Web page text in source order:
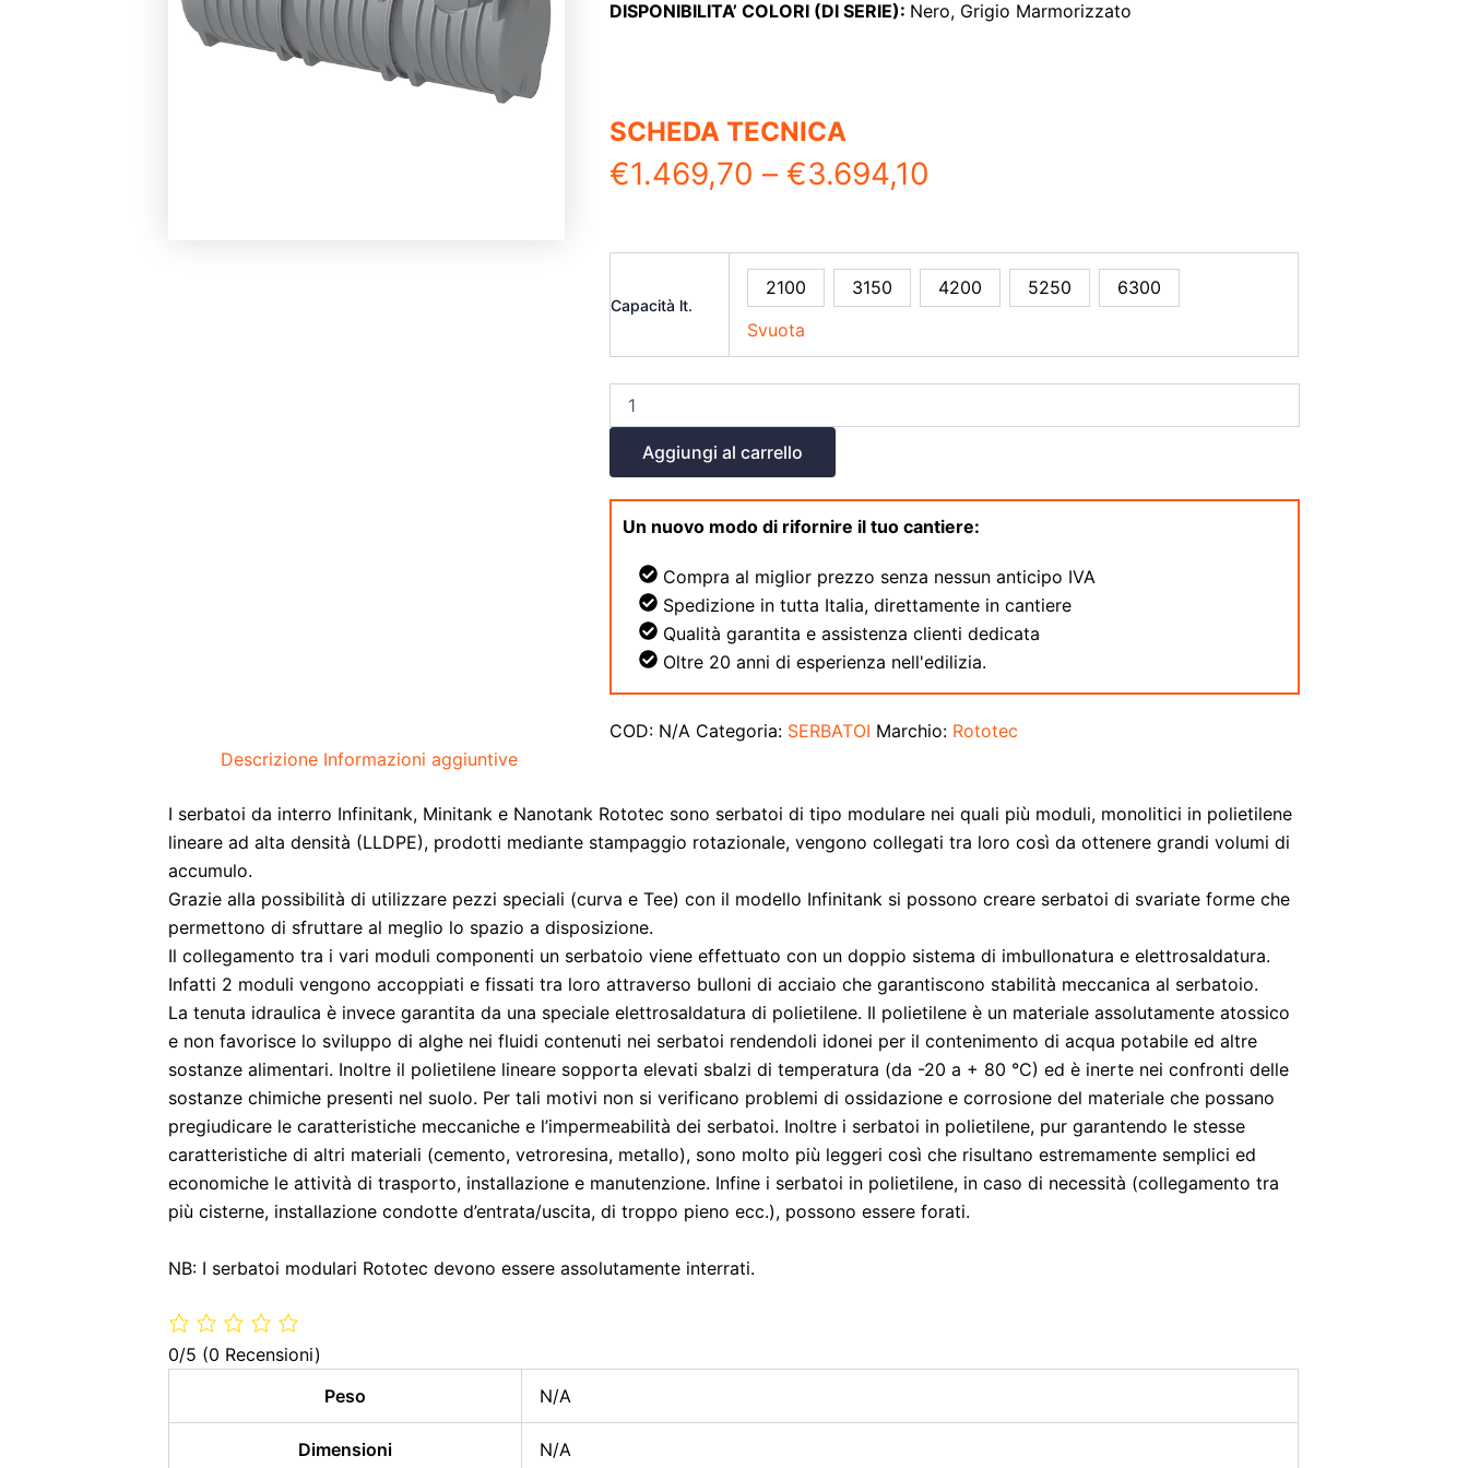
DISPONIBILITA’ COLORI (DI SERIE): Nero, Grigio Marmorizzato
SCHEDA TECNICA
€1.469,70 –€3.694,10
Capacità lt.
2100 3150 4200 5250
6300
Svuota
Aggiungi al carrello
Un nuovo modo di rifornire il tuo cantiere:
Compra al miglior prezzo senza nessun anticipo IVA
Spedizione in tutta Italia, direttamente in cantiere
Qualità garantita e assistenza clienti dedicata
Oltre 20 anni di esperienza nell'edilizia.
COD: N/A Categoria: SERBATOI Marchio: Rototec
Descrizione Informazioni aggiuntive
I serbatoi da interro Infinitank, Minitank e Nanotank Rototec sono serbatoi di tipo modulare nei quali più moduli, monolitici in polietilene
lineare ad alta densità (LLDPE), prodotti mediante stampaggio rotazionale, vengono collegati tra loro così da ottenere grandi volumi di
accumulo.
Grazie alla possibilità di utilizzare pezzi speciali (curva e Tee) con il modello Infinitank si possono creare serbatoi di svariate forme che
permettono di sfruttare al meglio lo spazio a disposizione.
Il collegamento tra i vari moduli componenti un serbatoio viene effettuato con un doppio sistema di imbullonatura e elettrosaldatura.
Infatti 2 moduli vengono accoppiati e fissati tra loro attraverso bulloni di acciaio che garantiscono stabilità meccanica al serbatoio.
La tenuta idraulica è invece garantita da una speciale elettrosaldatura di polietilene. Il polietilene è un materiale assolutamente atossico
e non favorisce lo sviluppo di alghe nei fluidi contenuti nei serbatoi rendendoli idonei per il contenimento di acqua potabile ed altre
sostanze alimentari. Inoltre il polietilene lineare sopporta elevati sbalzi di temperatura (da -20 a + 80 °C) ed è inerte nei confronti delle
sostanze chimiche presenti nel suolo. Per tali motivi non si verificano problemi di ossidazione e corrosione del materiale che possano
pregiudicare le caratteristiche meccaniche e l’impermeabilità dei serbatoi. Inoltre i serbatoi in polietilene, pur garantendo le stesse
caratteristiche di altri materiali (cemento, vetroresina, metallo), sono molto più leggeri così che risultano estremamente semplici ed
economiche le attività di trasporto, installazione e manutenzione. Infine i serbatoi in polietilene, in caso di necessità (collegamento tra
più cisterne, installazione condotte d’entrata/uscita, di troppo pieno ecc.), possono essere forati.
NB: I serbatoi modulari Rototec devono essere assolutamente interrati.
0/5 (0 Recensioni)
Peso
N/A
Dimensioni N/A